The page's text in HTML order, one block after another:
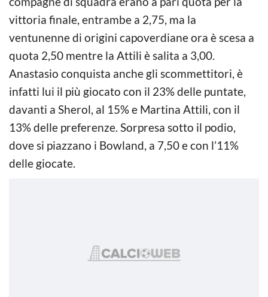
vittoria finale, entrambe a 2,75, ma la
ventunenne di origini capoverdiane ora è scesa a
quota 2,50 mentre la Attili è salita a 3,00.
Anastasio conquista anche gli scommettitori, è
infatti lui il più giocato con il 23% delle puntate,
davanti a Sherol, al 15% e Martina Attili, con il
13% delle preferenze. Sorpresa sotto il podio,
dove si piazzano i Bowland, a 7,50 e con l’11%
delle giocate.